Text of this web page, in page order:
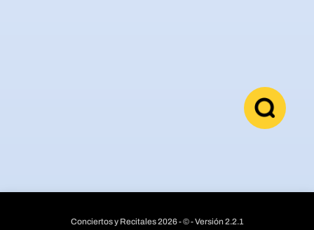
Conciertos y Recitales 2026 - © - Versión 2.2.1